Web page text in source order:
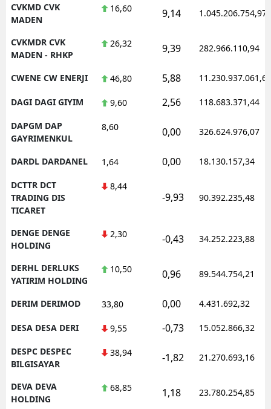
CVKMD CVK
MADEN
16,60 9,14 1.045.206.754,97
CVKMDR CVK
MADEN - RHKP
26,32 9,39 282.966.110,94
CWENE CW ENERJI 46,80 5,88 11.230.937.061,62
DAGI DAGI GIYIM 9,60 2,56 118.683.371,44
DAPGM DAP
GAYRIMENKUL
8,60 0,00 326.624.976,07
DARDL DARDANEL 1,64 0,00 18.130.157,34
DCTTR DCT
TRADING DIS
TICARET
8,44
-9,93 90.392.235,48
DENGE DENGE
HOLDING
2,30 -0,43 34.252.223,88
DERHL DERLUKS
YATIRIM HOLDING
10,50 0,96 89.544.754,21
DERIM DERIMOD 33,80 0,00 4.431.692,32
DESA DESA DERI 9,55 -0,73 15.052.866,32
DESPC DESPEC
BILGISAYAR
38,94 -1,82 21.270.693,16
DEVA DEVA
HOLDING
68,85 1,18 23.780.254,85